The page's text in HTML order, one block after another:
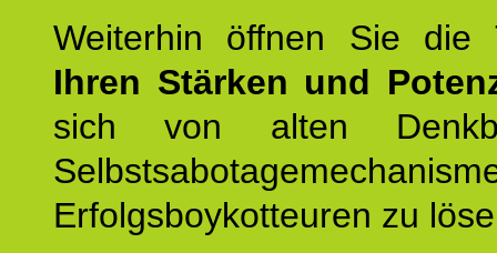
Weiterhin öffnen Sie
Ihren Stärken und
sich von alten
Erfolgsboykotteuren zu